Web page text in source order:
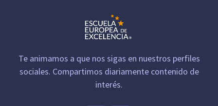
Te animamos a que nos sigas en nuestros perfiles
sociales. Compartimos diariamente contenido de
interés.